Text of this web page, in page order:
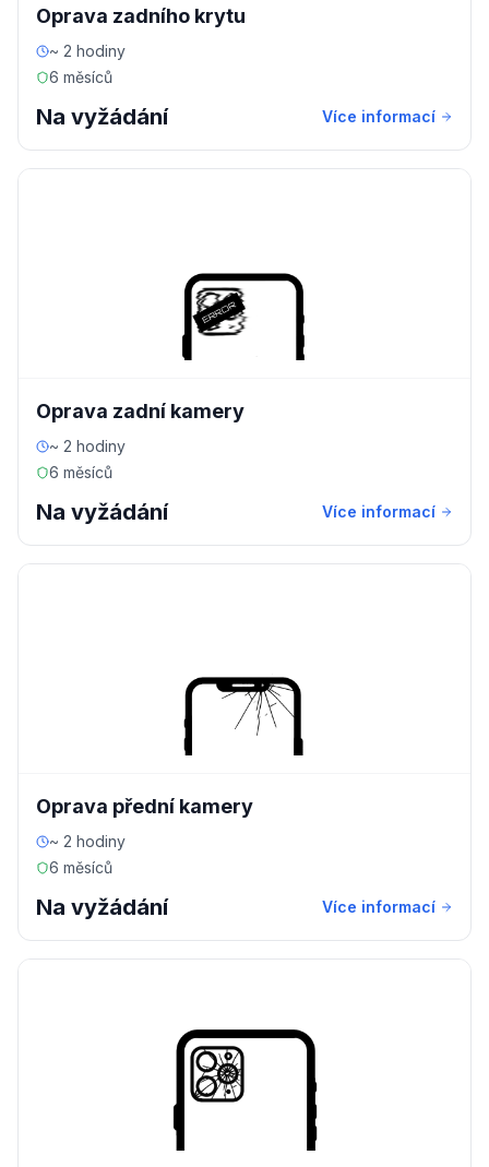
Oprava zadního krytu
~ 2 hodiny
6 měsíců
Na vyžádání Více informací
Oprava zadní kamery
~ 2 hodiny
6 měsíců
Na vyžádání Více informací
Oprava přední kamery
~ 2 hodiny
6 měsíců
Na vyžádání Více informací